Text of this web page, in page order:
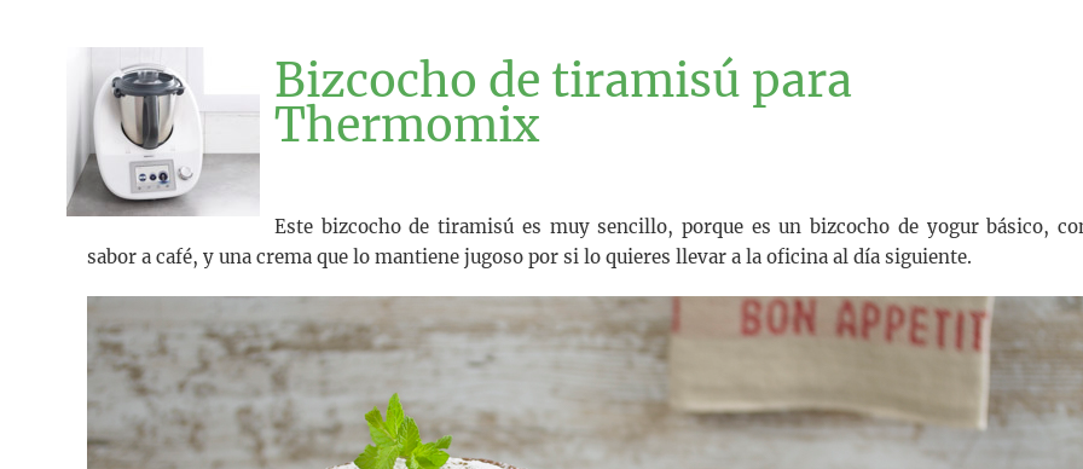
Bizcocho de tiramisú para
Thermomix
Este bizcocho de tiramisú es muy sencillo, porque es un bizcocho de yogur básico,
sabor a café, y una crema que lo mantiene jugoso por si lo quieres llevar a la oficina al día siguiente.